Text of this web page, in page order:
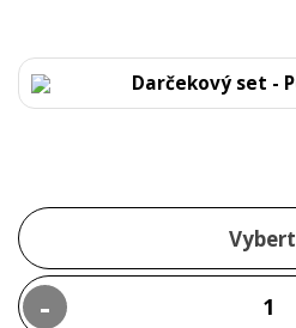
Darčekový set -
-